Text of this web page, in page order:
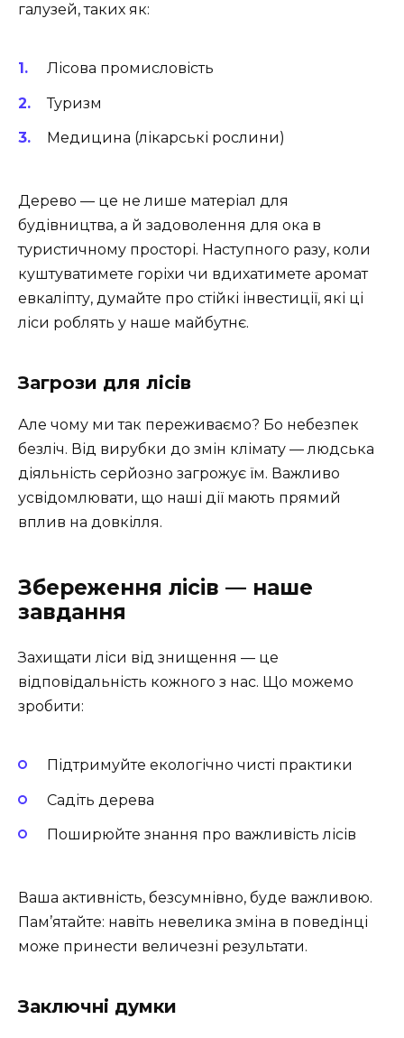
галузей, таких як:
Лісова промисловість
Туризм
Медицина (лікарські рослини)
Дерево — це не лише матеріал для
будівництва, а й задоволення для ока в
туристичному просторі. Наступного разу, коли
куштуватимете горіхи чи вдихатимете аромат
евкаліпту, думайте про стійкі інвестиції, які ці
ліси роблять у наше майбутнє.
Загрози для лісів
Але чому ми так переживаємо? Бо небезпек
безліч. Від вирубки до змін клімату — людська
діяльність серйозно загрожує їм. Важливо
усвідомлювати, що наші дії мають прямий
вплив на довкілля.
Збереження лісів — наше
завдання
Захищати ліси від знищення — це
відповідальність кожного з нас. Що можемо
зробити:
Підтримуйте екологічно чисті практики
Садіть дерева
Поширюйте знання про важливість лісів
Ваша активність, безсумнівно, буде важливою.
Пам’ятайте: навіть невелика зміна в поведінці
може принести величезні результати.
Заключні думки